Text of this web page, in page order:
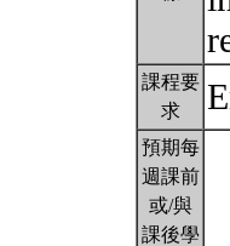
課程要
求
預期每
週課前
或/與
課後學